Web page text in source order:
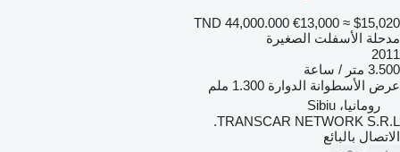
TND 44,000.000 €13,000 ≈ $15,020
مدحلة الأسفلت الصغيرة
2011
3.500 متر / ساعة
عرض الأسطوانة الدوارة 1.300 ملم
رومانيا، Sibiu
TRANSCAR NETWORK S.R.L.
الاتصال بالبائع